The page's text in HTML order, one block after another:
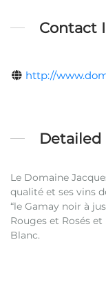
Contact
http://
Le Domaine
qualité et ses vins
“le Gamay noir à
Rouges et Rosés
Blanc.